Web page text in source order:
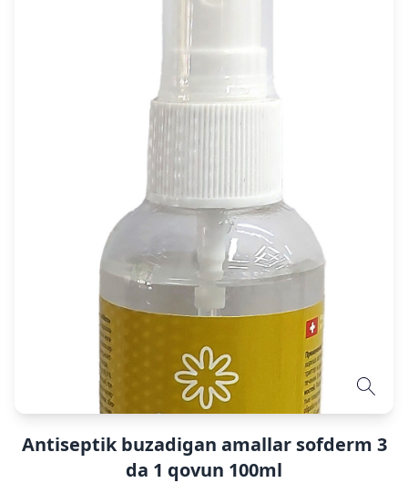
Antiseptik buzadigan amallar sofderm 3
da 1 qovun 100ml